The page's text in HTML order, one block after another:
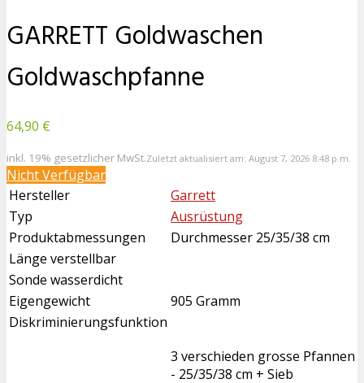
GARRETT Goldwaschen
Goldwaschpfanne
64,90 €
inkl. 19% gesetzlicher MwSt.Zuletzt aktualisiert am: August 7, 2026 8:48 p.m.
Nicht Verfügbar
Hersteller
Garrett
Typ
Ausrüstung
Produktabmessungen
Durchmesser 25/35/38 cm
Länge verstellbar
Sonde wasserdicht
Eigengewicht
905 Gramm
Diskriminierungsfunktion
3 verschieden grosse Pfannen
- 25/35/38 cm + Sieb